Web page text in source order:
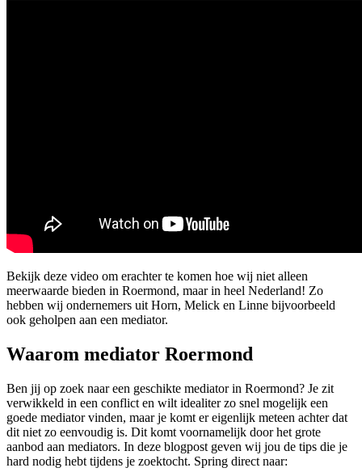
Bekijk deze video om erachter te komen hoe wij niet alleen
meerwaarde bieden in Roermond, maar in heel Nederland! Zo
hebben wij ondernemers uit Horn, Melick en Linne bijvoorbeeld
ook geholpen aan een mediator.
Waarom mediator Roermond
Ben jij op zoek naar een geschikte mediator in Roermond? Je zit
verwikkeld in een conflict en wilt idealiter zo snel mogelijk een
goede mediator vinden, maar je komt er eigenlijk meteen achter dat
dit niet zo eenvoudig is. Dit komt voornamelijk door het grote
aanbod aan mediators. In deze blogpost geven wij jou de tips die je
hard nodig hebt tijdens je zoektocht. Spring direct naar: